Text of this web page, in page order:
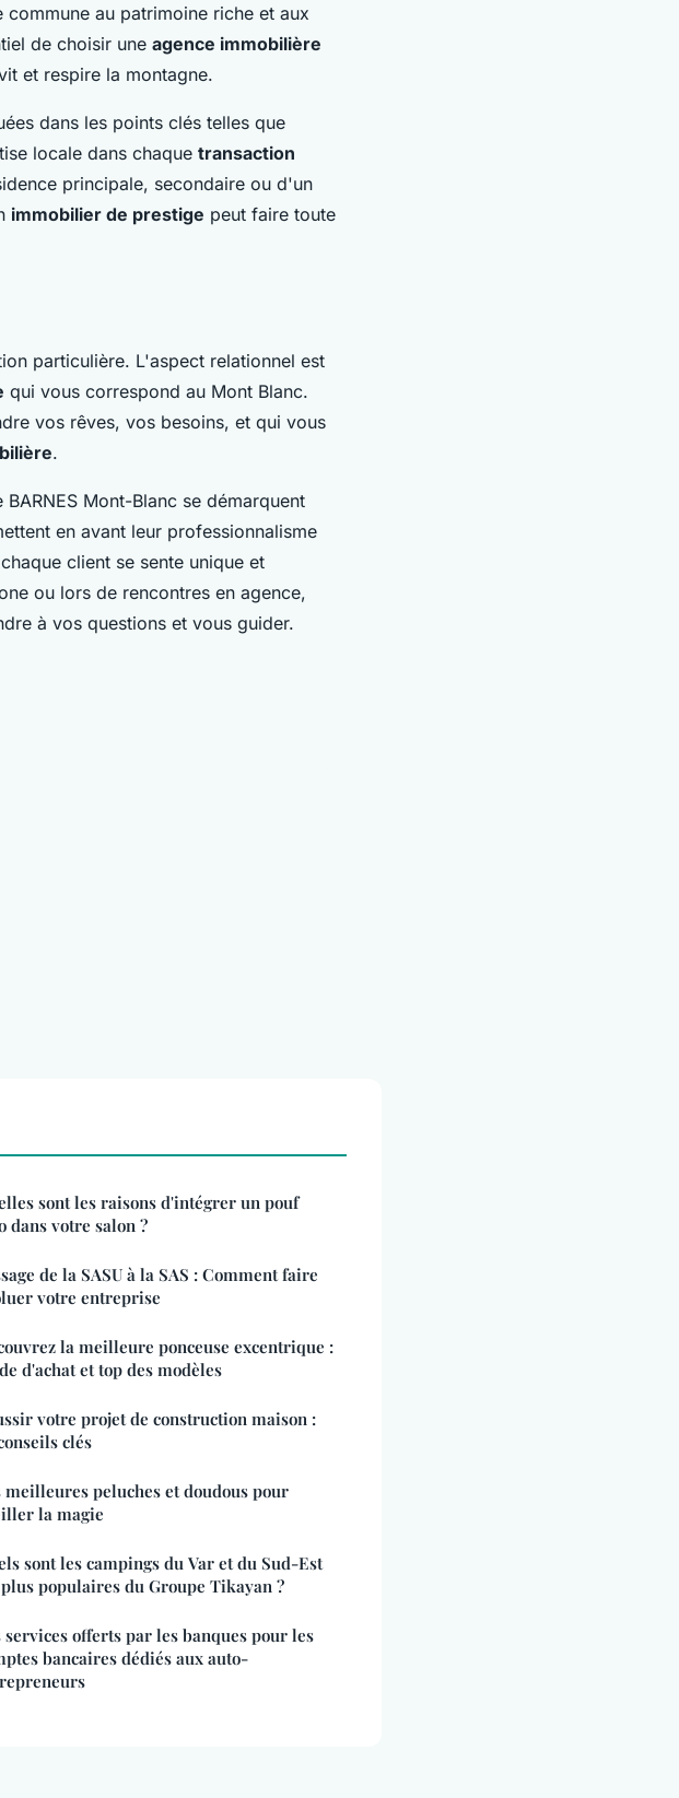
au patrimoine riche et aux
de choisir une agence immobilière
et respire la montagne.
dans les points clés telles que
locale dans chaque transaction
principale, secondaire ou d'un
immobilier de prestige peut faire toute
particulière. L'aspect relationnel est
qui vous correspond au Mont Blanc.
vos rêves, vos besoins, et qui vous
.
BARNES Mont-Blanc se démarquent
en avant leur professionnalisme
client se sente unique et
ou lors de rencontres en agence,
à vos questions et vous guider.
sont les raisons d'intégrer un pouf
dans votre salon ?
de la SASU à la SAS : Comment faire
votre entreprise
la meilleure ponceuse excentrique :
d'achat et top des modèles
votre projet de construction maison :
clés
meilleures peluches et doudous pour
la magie
sont les campings du Var et du Sud-Est
populaires du Groupe Tikayan ?
services offerts par les banques pour les
bancaires dédiés aux auto-